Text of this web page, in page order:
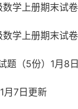
学上册期末试
学上册期末试
题（5份）1月8
月7日更新